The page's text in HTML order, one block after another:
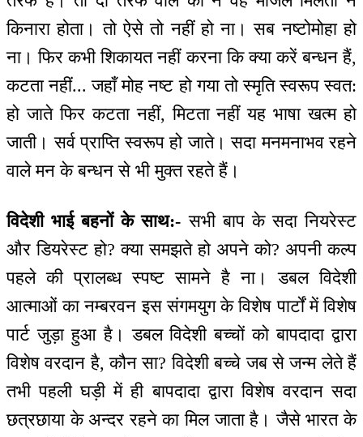
किनारा होता। तो ऐसे तो नहीं हो ना। सब नष्टोमोहा हो
ना। फिर कभी शिकायत नहीं करना कि क्या करें बन्धन हैं,
कटता नहीं... जहाँ मोह नष्ट हो गया तो स्मृति स्वरूप स्वत:
हो जाते फिर कटता नहीं, मिटता नहीं यह भाषा खत्म हो
जाती। सर्व प्राप्ति स्वरूप हो जाते। सदा मनमनाभव रहने
वाले मन के बन्धन से भी मुक्त रहते हैं।
विदेशी भाई बहनों के साथ:- सभी बाप के सदा नियरेस्ट
और डियरेस्ट हो? क्या समझते हो अपने को? अपनी कल्प
पहले की प्रालब्ध स्पष्ट सामने है ना। डबल विदेशी
आत्माओं का नम्बरवन इस संगमयुग के विशेष पार्टों में विशेष
पार्ट जुड़ा हुआ है। डबल विदेशी बच्चों को बापदादा द्वारा
विशेष वरदान है, कौन सा? विदेशी बच्चे जब से जन्म लेते हैं
तभी पहली घड़ी में ही बापदादा द्वारा विशेष वरदान सदा
छत्रछाया के अन्दर रहने का मिल जाता है। जैसे भारत के